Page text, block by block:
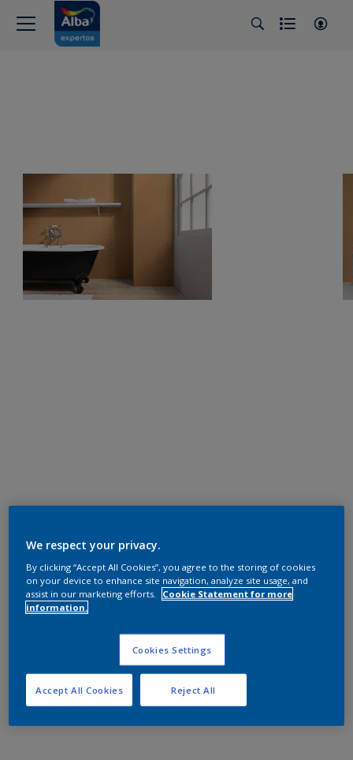
We respect your privacy.
By clicking “Accept All Cookies”, you agree to the storing of cookies
on your device to enhance site navigation, analyze site usage, and
assist in our marketing efforts.
Cookie Statement for more
information.
Cookies Settings
Reject All
Accept All Cookies